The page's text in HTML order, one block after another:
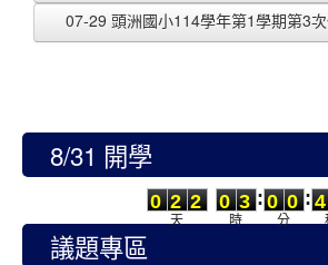
07-29 頭洲國小114學年第1學期第3
8/31 開學
0
0
2
2
2
2
天
0
0
3
3
時
:
0
0
0
0
分
:
4
4
議題專區